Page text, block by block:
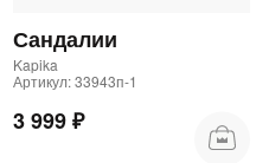
Сандалии
Kapika
Артикул: 33943п-1
3 999 ₽